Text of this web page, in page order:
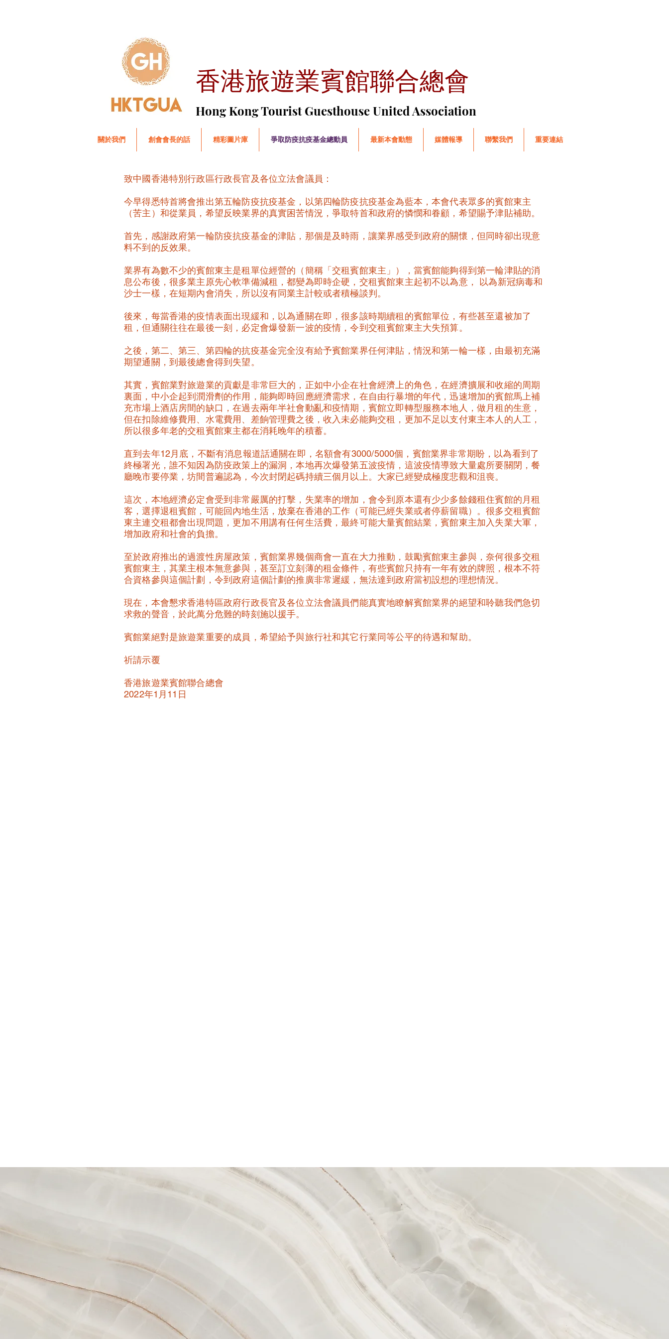
香港旅遊業賓館聯合總會
​Hong Kong Tourist Guesthouse United Association
關於我們 創會會長的話 精彩圖片庫 爭取防疫抗疫基金總動員 最新本會動態 媒體報導 聯繫我們 重要連結
致中國香港特別行政區行政長官及各位立法會議員：
今早得悉特首將會推出第五輪防疫抗疫基金，以第四輪防疫抗疫基金為藍本，本會代表眾多的賓館東主
（苦主）和從業員，希望反映業界的真實困苦情況，爭取特首和政府的憐憫和眷顧，希望賜予津貼補助。
首先，感謝政府第一輪防疫抗疫基金的津貼，那個是及時雨，讓業界感受到政府的關懷，但同時卻出現意
料不到的反效果。
業界有為數不少的賓館東主是租單位經營的（簡稱「交租賓館東主」），當賓館能夠得到第一輪津貼的消
息公布後，很多業主原先心軟準備減租，都變為即時企硬，交租賓館東主起初不以為意， 以為新冠病毒和
沙士一樣，在短期內會消失，所以沒有同業主計較或者積極談判。
後來，每當香港的疫情表面出現緩和，以為通關在即，很多該時期續租的賓館單位，有些甚至還被加了
租，但通關往往在最後一刻，必定會爆發新一波的疫情，令到交租賓館東主大失預算。
之後，第二、第三、第四輪的抗疫基金完全沒有給予賓館業界任何津貼，情況和第一輪一樣，由最初充滿
期望通關，到最後總會得到失望。
其實，賓館業對旅遊業的貢獻是非常巨大的，正如中小企在社會經濟上的角色，在經濟擴展和收縮的周期
裏面，中小企起到潤滑劑的作用，能夠即時回應經濟需求，在自由行暴增的年代，迅速增加的賓館馬上補
充市場上酒店房間的缺口，在過去兩年半社會動亂和疫情期，賓館立即轉型服務本地人，做月租的生意，
但在扣除維修費用、水電費用、差餉管理費之後，收入未必能夠交租，更加不足以支付東主本人的人工，
所以很多年老的交租賓館東主都在消耗晚年的積蓄。
直到去年12月底，不斷有消息報道話通關在即，名額會有3000/5000個，賓館業界非常期盼，以為看到了
終極署光，誰不知因為防疫政策上的漏洞，本地再次爆發第五波疫情，這波疫情導致大量處所要關閉，餐
廳晚市要停業，坊間普遍認為，今次封閉起碼持續三個月以上。大家已經變成極度悲觀和沮喪。
這次，本地經濟必定會受到非常嚴厲的打擊，失業率的增加，會令到原本還有少少多餘錢租住賓館的月租
客，選擇退租賓館，可能回內地生活，放棄在香港的工作（可能已經失業或者停薪留職）。很多交租賓館
東主連交租都會出現問題，更加不用講有任何生活費，最終可能大量賓館結業，賓館東主加入失業大軍，
增加政府和社會的負擔。
至於政府推出的過渡性房屋政策，賓館業界幾個商會一直在大力推動，鼓勵賓館東主參與，奈何很多交租
賓館東主，其業主根本無意參與，甚至訂立刻薄的租金條件，有些賓館只持有一年有效的牌照，根本不符
合資格參與這個計劃，令到政府這個計劃的推廣非常遲緩，無法達到政府當初設想的理想情況。
現在，本會懇求香港特區政府行政長官及各位立法會議員們能真實地瞭解賓館業界的絕望和聆聽我們急切
求救的聲音，於此萬分危難的時刻施以援手。
賓館業絕對是旅遊業重要的成員，希望給予與旅行社和其它行業同等公平的待遇和幫助。
祈請示覆
香港旅遊業賓館聯合總會
2022年1月11日